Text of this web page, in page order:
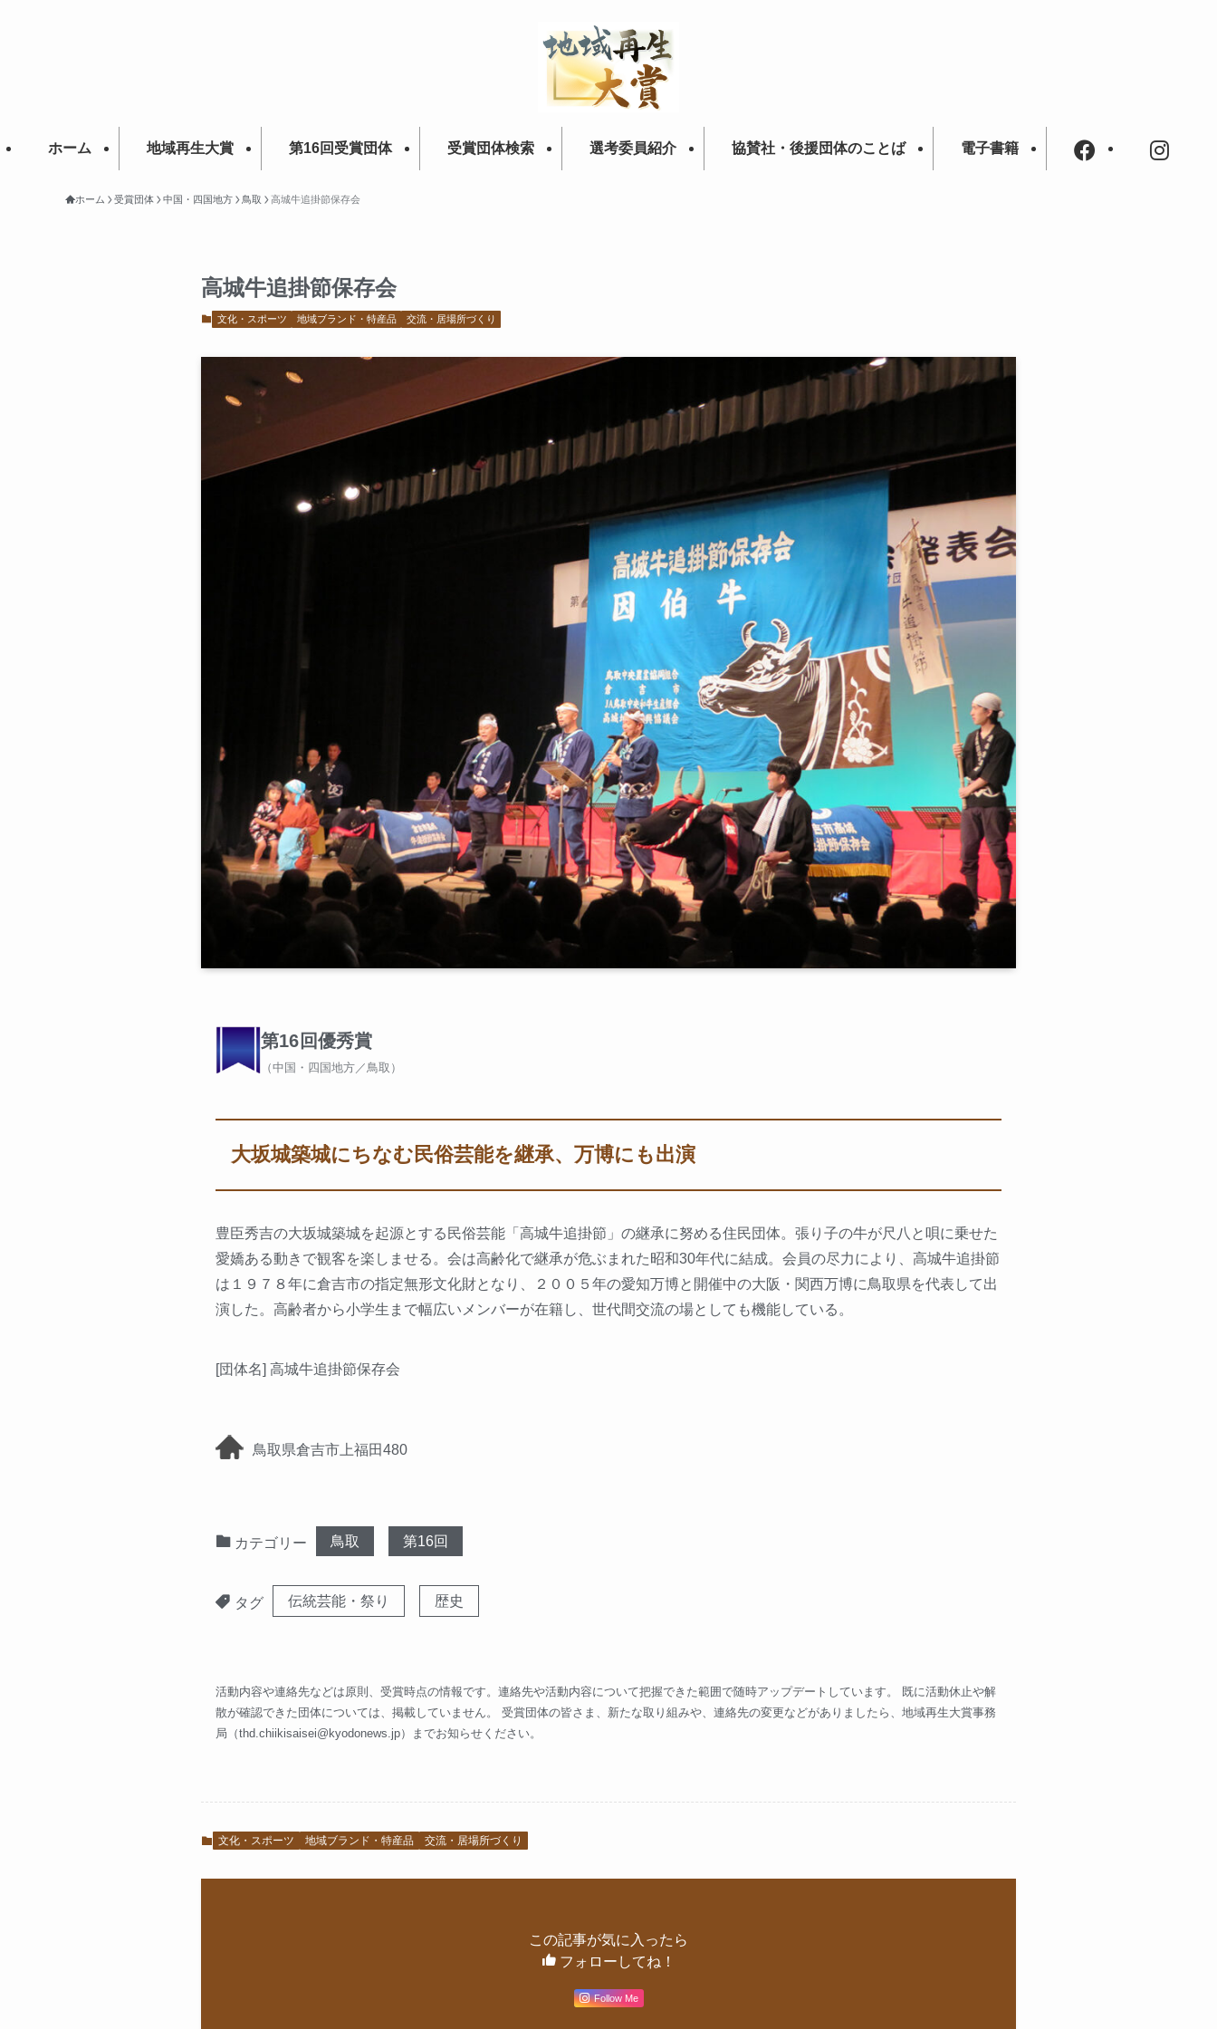
ホーム 地域再生大賞 第16回受賞団体 受賞団体検索 選考委員紹介 協賛社・後援団体のことば 電子書籍
ホーム 受賞団体 中国・四国地方 鳥取 高城牛追掛節保存会
高城牛追掛節保存会
文化・スポーツ 地域ブランド・特産品 交流・居場所づくり
第16回優秀賞
（中国・四国地方／鳥取）
大坂城築城にちなむ民俗芸能を継承、万博にも出演
豊臣秀吉の大坂城築城を起源とする民俗芸能「高城牛追掛節」の継承に努める住民団体。張り子の牛が尺八と唄に乗せた
愛嬌ある動きで観客を楽しませる。会は高齢化で継承が危ぶまれた昭和30年代に結成。会員の尽力により、高城牛追掛節
は１９７８年に倉吉市の指定無形文化財となり、２００５年の愛知万博と開催中の大阪・関西万博に鳥取県を代表して出
演した。高齢者から小学生まで幅広いメンバーが在籍し、世代間交流の場としても機能している。
[団体名] 高城牛追掛節保存会
鳥取県倉吉市上福田480
カテゴリー 鳥取 第16回
タグ 伝統芸能・祭り 歴史
活動内容や連絡先などは原則、受賞時点の情報です。連絡先や活動内容について把握できた範囲で随時アップデートしています。 既に活動休止や解
散が確認できた団体については、掲載していません。 受賞団体の皆さま、新たな取り組みや、連絡先の変更などがありましたら、地域再生大賞事務
局（thd.chiikisaisei@kyodonews.jp）までお知らせください。
文化・スポーツ 地域ブランド・特産品 交流・居場所づくり
この記事が気に入ったら
フォローしてね！
Follow Me